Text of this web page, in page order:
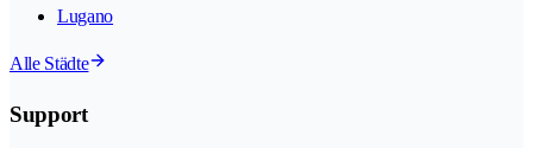
Lugano
Alle Städte
Support